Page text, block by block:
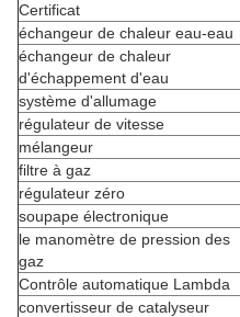
Certificat
échangeur de chaleur eau-eau
échangeur de chaleur
d'échappement d'eau
système d'allumage
régulateur de vitesse
mélangeur
filtre à gaz
régulateur zéro
soupape électronique
le manomètre de pression des
gaz
Contrôle automatique Lambda
convertisseur de catalyseur